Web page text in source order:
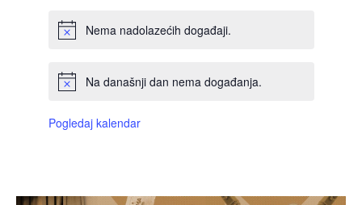
Nema nadolazećih događaji.
Na današnji dan nema događanja.
Pogledaj kalendar